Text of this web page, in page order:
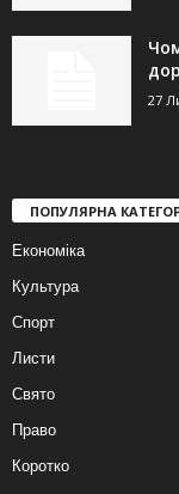
27
ПОПУЛЯРНА
Економіка
Культура
Спорт
Листи
Свято
Право
Коротко